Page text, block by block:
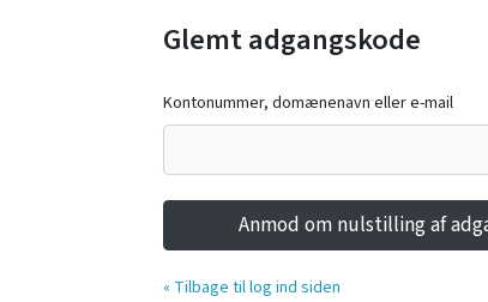
Glemt adgangskode
Kontonummer, domænenavn eller e-mail
Anmod om nulstilling af
« Tilbage til log ind siden